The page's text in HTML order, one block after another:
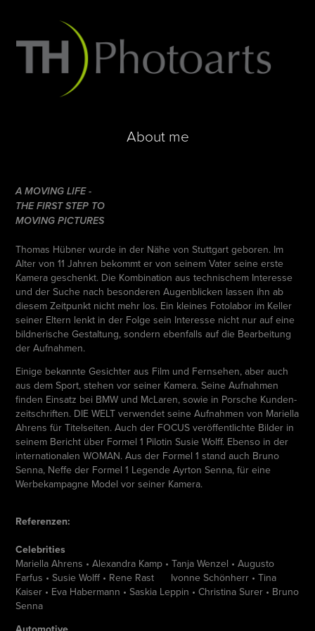
About me
AMOVING LIFE -
THE FIRST STEP TO
MOVING PICTURES
Thomas Hübner wurde in der Nähe von Stuttgart geboren. Im
Alter von 11 Jahren bekommt er von seinem Vater seine erste
Kamera geschenkt. Die Kombination aus technischem Interesse
und der Suche nach besonderen Augenblicken lassen ihn ab
diesem Zeitpunkt nicht mehr los. Ein kleines Fotolabor im Keller
seiner Eltern lenkt in der Folge sein Interesse nicht nur auf eine
bildnerische Gestaltung, sondern ebenfalls auf die Bearbeitung
der Aufnahmen.
Einige bekannte Gesichter aus Film und Fernsehen, aber auch
aus dem Sport, stehen vor seiner Kamera. Seine Aufnahmen
finden Einsatz bei BMW und McLaren, sowie in Porsche Kunden-
zeitschriften. DIE WELT verwendet seine Aufnahmen von Mariella
Ahrens für Titelseiten. Auch der FOCUS veröffentlichte Bilder in
seinem Bericht über Formel 1 Pilotin Susie Wolff. Ebenso in der
internationalen WOMAN. Aus der Formel 1 stand auch Bruno
Senna, Neffe der Formel 1 LegendeAyrton Senna, für eine
Werbekampagne Model vor seiner Kamera.
Referenzen:
Celebrities
Mariella Ahrens • Alexandra Kamp • Tanja Wenzel • Augusto
Farfus • Susie Wolff • Rene Rast Ivonne Schönherr •Tina
Kaiser • Eva Habermann • Saskia Leppin • Christina Surer • Bruno
Senna